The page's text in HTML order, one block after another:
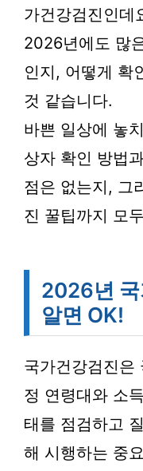
가건강검진인데
2026년에도 많
인지, 어떻게 확
것 같습니다.
바쁜 일상에 놓
상자 확인 방법
점은 없는지, 그
진 꿀팁까지 모
2026년 국
알면 OK!
국가건강검진은
정 연령대와 소
태를 점검하고
해 시행하는 중